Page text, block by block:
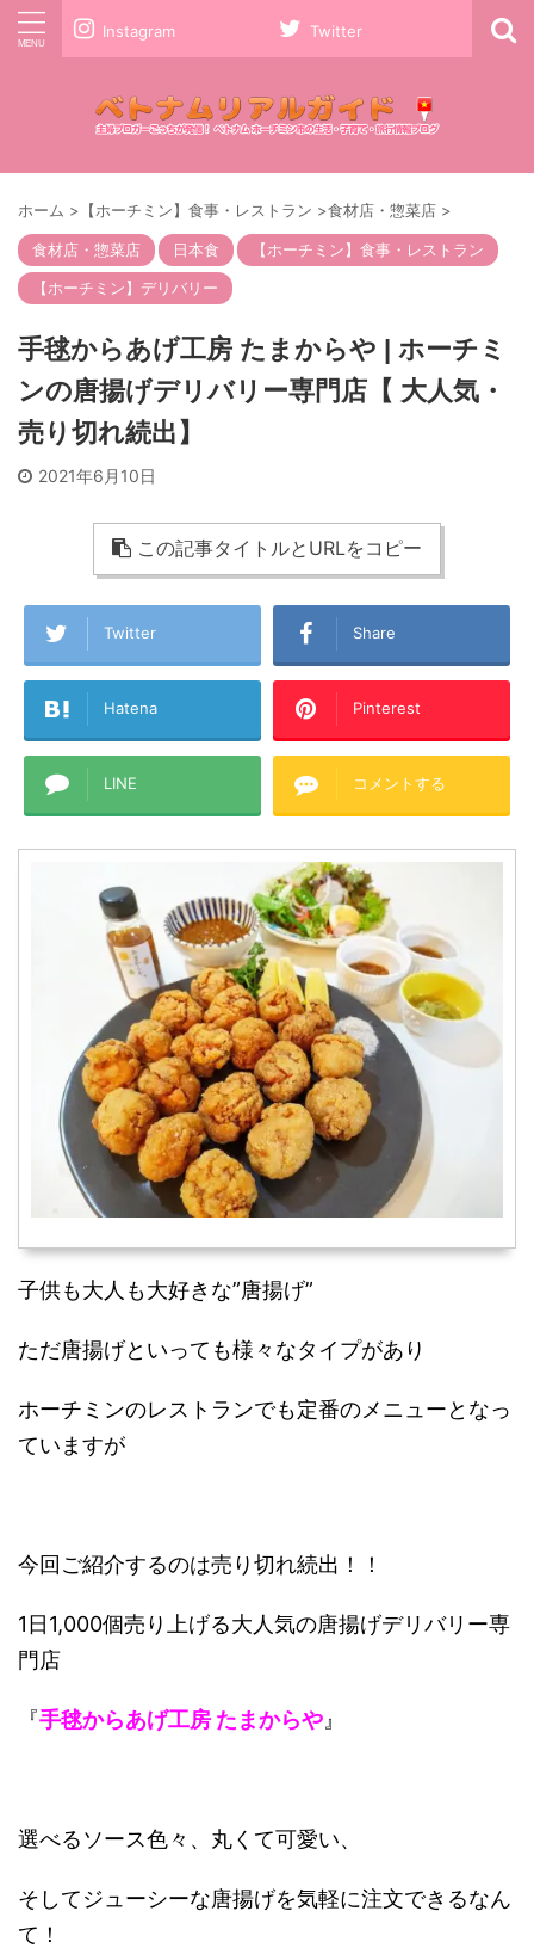
Instagram Twitter
ホーム > 【ホーチミン】食事・レストラン >食材店・惣菜店 >
食材店・惣菜店 日本食
【ホーチミン】食事・レストラン
【ホーチミン】デリバリー
手毬からあげ工房 たまからや | ホーチミ
ンの唐揚げデリバリー専門店【 大人気・
売り切れ続出】
2021年6月10日
この記事タイトルとURLをコピー
Twitter Share
Hatena Pinterest
LINE コメントする
子供も大人も大好きな”唐揚げ”
ただ唐揚げといっても様々なタイプがあり
ホーチミンのレストランでも定番のメニューとなっ
ていますが
今回ご紹介するのは売り切れ続出！！
1日1,000個売り上げる大人気の唐揚げデリバリー専
門店
『手毬からあげ工房 たまからや 』
選べるソース色々、丸くて可愛い、
そしてジューシーな唐揚げを気軽に注文できるなん
て！